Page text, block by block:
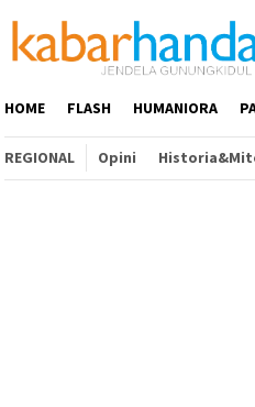
HOME FLASH HUMANIORA
REGIONAL Opini